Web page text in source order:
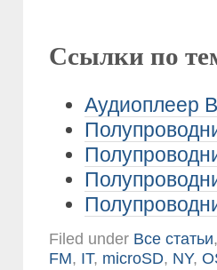
Ссылки по
Аудиоплеер
Filed under Все статьи
FM, IT, microSD, NY,